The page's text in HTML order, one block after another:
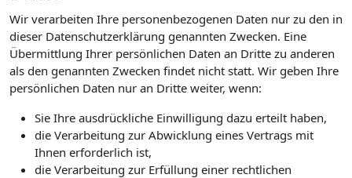
Wir verarbeiten Ihre personenbezogenen Daten nur zu den in
dieser Datenschutzerklärung genannten Zwecken. Eine
Übermittlung Ihrer persönlichen Daten an Dritte zu anderen
als den genannten Zwecken findet nicht statt. Wir geben Ihre
persönlichen Daten nur an Dritte weiter, wenn:
Sie Ihre ausdrückliche Einwilligung dazu erteilt haben,
die Verarbeitung zur Abwicklung eines Vertrags mit
Ihnen erforderlich ist,
die Verarbeitung zur Erfüllung einer rechtlichen